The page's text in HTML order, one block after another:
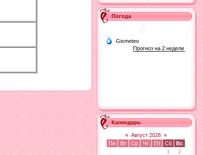
Погода
Календарь
« Август 2026 »
Пн
Вт Ср Чт Пт Сб
Вс
1
2